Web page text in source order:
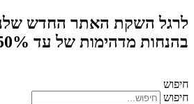
לרגל השקת האתר החדש
בהנחות מדהימות של עד 50% הנחה
חיפוש
חיפוש